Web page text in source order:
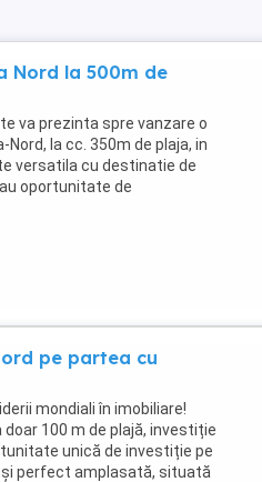
Nord la 500m de
va prezinta spre vanzare o
la cc. 350m de plaja, in
versatila cu destinatie de
oportunitate de
pe partea cu
mondiali în imobiliare!
doar 100 m de plajă, investiție
unică de investiție pe
perfect amplasată, situată